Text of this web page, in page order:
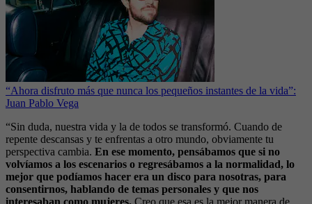
“Ahora disfruto más que nunca los pequeños instantes de la vida”:
Juan Pablo Vega
“Sin duda, nuestra vida y la de todos se transformó. Cuando de
repente descansas y te enfrentas a otro mundo, obviamente tu
perspectiva cambia. En ese momento, pensábamos que si no
volvíamos a los escenarios o regresábamos a la normalidad, lo
mejor que podíamos hacer era un disco para nosotras, para
consentirnos, hablando de temas personales y que nos
interesaban como mujeres. Creo que esa es la mejor manera de